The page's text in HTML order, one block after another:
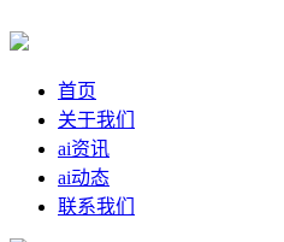
首页
关于我们
ai资讯
ai动态
联系我们